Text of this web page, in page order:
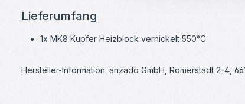
Lieferumfang
1x MK8 Kupfer Heizblock vernickelt 550°C
Hersteller-Information: anzado GmbH, Römerstadt 2-4,